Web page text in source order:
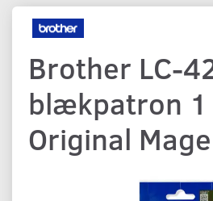
Brother LC-
blækpatron
Original